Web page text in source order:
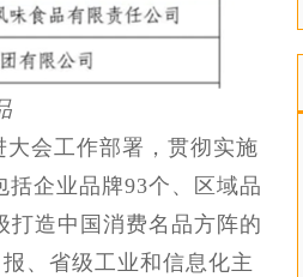
会工作部署，贯彻实施
企业品牌93个、区域品
打造中国消费名品方阵的
、省级工业和信息化主